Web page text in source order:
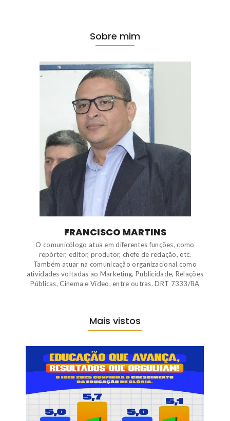
Sobre mim
FRANCISCO MARTINS
O comunicólogo atua em diferentes funções, como
repórter, editor, produtor, chefe de redação, etc.
Também atuar na comunicação organizacional como
atividades voltadas ao Marketing, Publicidade, Relações
Públicas, Cinema e Vídeo, entre outras. DRT 7333/BA
Mais vistos